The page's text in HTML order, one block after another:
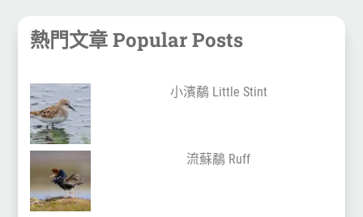
熱門文章 Popular Posts
小濱鷸 Little Stint
流蘇鷸 Ruff